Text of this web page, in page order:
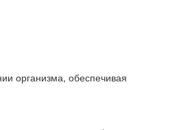
организма, обеспечивая